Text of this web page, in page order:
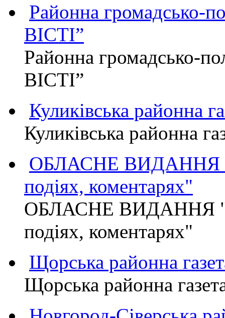
Районна громадсько-
ВІСТІ”
Районна громадсько-
ВІСТІ”
Куликівська районна
Куликівська районна
ОБЛАСНЕ ВИДАННЯ
подіях, коментарях"
ОБЛАСНЕ ВИДАННЯ
подіях, коментарях"
Щорська районна
Щорська районна